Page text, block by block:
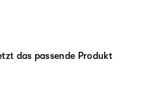
das passende Produkt